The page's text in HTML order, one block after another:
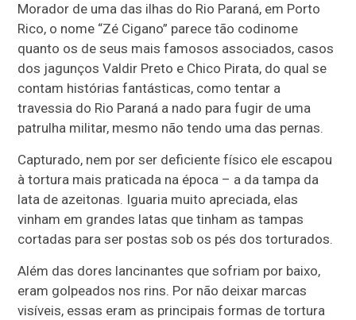
Morador de uma das ilhas do Rio Paraná, em Porto
Rico, o nome “Zé Cigano” parece tão codinome
quanto os de seus mais famosos associados, casos
dos jagunços Valdir Preto e Chico Pirata, do qual se
contam histórias fantásticas, como tentar a
travessia do Rio Paraná a nado para fugir de uma
patrulha militar, mesmo não tendo uma das pernas.
Capturado, nem por ser deficiente físico ele escapou
à tortura mais praticada na época – a da tampa da
lata de azeitonas. Iguaria muito apreciada, elas
vinham em grandes latas que tinham as tampas
cortadas para ser postas sob os pés dos torturados.
Além das dores lancinantes que sofriam por baixo,
eram golpeados nos rins. Por não deixar marcas
visíveis, essas eram as principais formas de tortura